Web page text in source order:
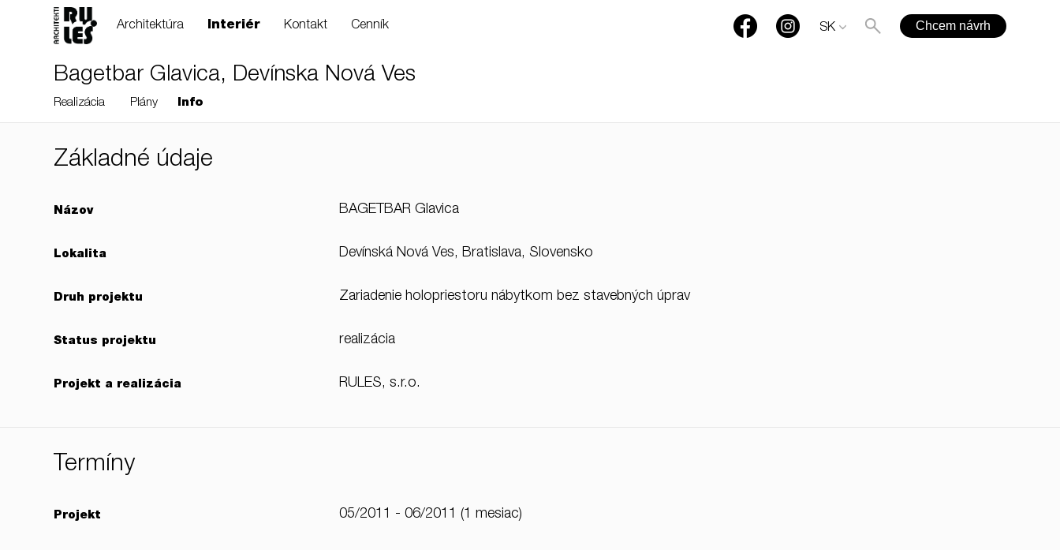
Architektúra Interiér Kontakt Cenník SK Chcem návrh
Bagetbar Glavica, Devínska Nová Ves
Realizácia Plány Info
Základné údaje
Názov BAGETBAR Glavica
Lokalita Devínská Nová Ves, Bratislava, Slovensko
Druh projektu Zariadenie holopriestoru nábytkom bez stavebných úprav
Status projektu realizácia
Projekt a realizácia RULES, s.r.o.
Termíny
Projekt 05/2011 - 06/2011 (1 mesiac)
37/B, 821 08
© RULES, s.r.o.